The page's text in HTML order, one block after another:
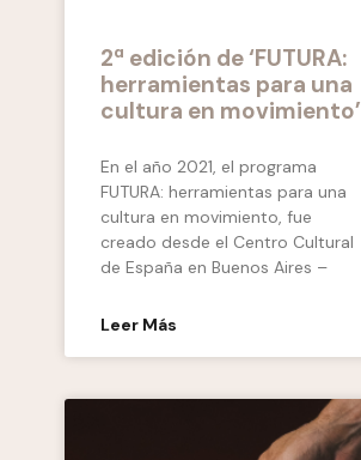
2ª edición de ‘FUTURA:
herramientas para una
cultura en movimiento’
En el año 2021, el programa
FUTURA: herramientas para una
cultura en movimiento, fue
creado desde el Centro Cultural
de España en Buenos Aires –
Leer Más